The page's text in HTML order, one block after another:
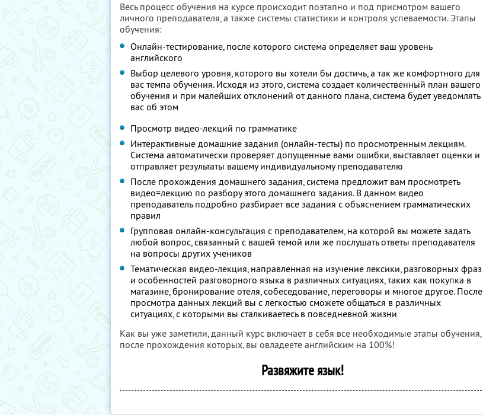
Весь процесс обучения на курсе происходит поэтапно и под присмотром вашего
личного преподавателя, а также системы статистики и контроля успеваемости. Этапы
обучения:
Онлайн-тестирование, после которого система определяет ваш уровень
английского
Выбор целевого уровня, которого вы хотели бы достичь, а так же комфортного для
вас темпа обучения. Исходя из этого, система создает количественный план вашего
обучения и при малейших отклонений от данного плана, система будет уведомлять
вас об этом
Просмотр видео-лекций по грамматике
Интерактивные домашние задания (онлайн-тесты) по просмотренным лекциям.
Система автоматически проверяет допущенные вами ошибки, выставляет оценки и
отправляет результаты вашему индивидуальному преподавателю
После прохождения домашнего задания, система предложит вам просмотреть
видео=лекцию по разбору этого домашнего задания. В данном видео
преподаватель подробно разбирает все задания с объяснением грамматических
правил
Групповая онлайн-консультация с преподавателем, на которой вы можете задать
любой вопрос, связанный с вашей темой или же послушать ответы преподавателя
на вопросы других учеников
Тематическая видео-лекция, направленная на изучение лексики, разговорных фраз
и особенностей разговорного языка в различных ситуациях, таких как покупка в
магазине, бронирование отеля, собеседование, переговоры и многое другое. После
просмотра данных лекций вы с легкостью сможете общаться в различных
ситуациях, с которыми вы сталкиваетесь в повседневной жизни
Как вы уже заметили, данный курс включает в себя все необходимые этапы обучения,
после прохождения которых, вы овладеете английским на 100%!
Развяжите язык!